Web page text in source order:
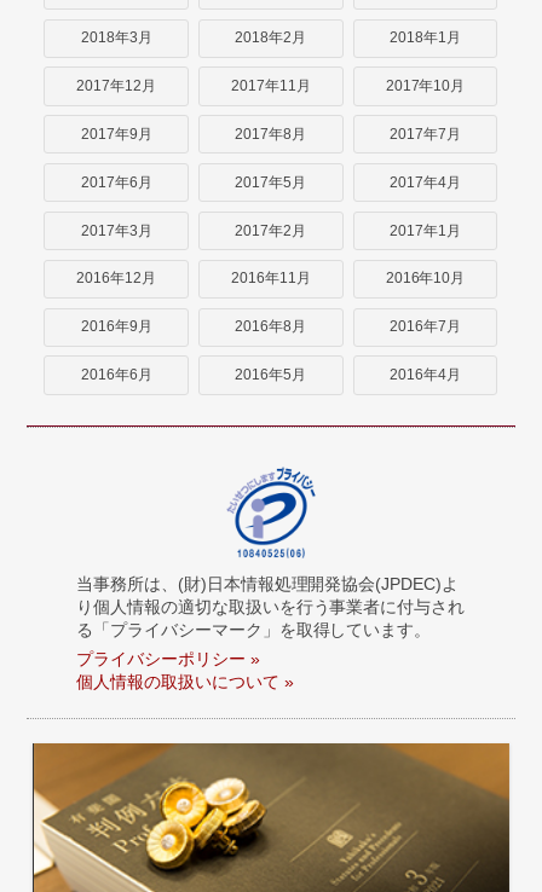
2018年3月 2018年2月 2018年1月
2017年12月 2017年11月 2017年10月
2017年9月 2017年8月 2017年7月
2017年6月 2017年5月 2017年4月
2017年3月 2017年2月 2017年1月
2016年12月 2016年11月 2016年10月
2016年9月 2016年8月 2016年7月
2016年6月 2016年5月 2016年4月
当事務所は、(財)日本情報処理開発協会(JPDEC)よ
り個人情報の適切な取扱いを行う事業者に付与され
る「プライバシーマーク」を取得しています。
プライバシーポリシー »
個人情報の取扱いについて »